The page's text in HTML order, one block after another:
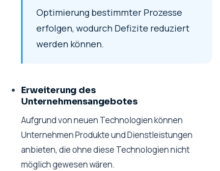
Optimierung bestimmter Prozesse
erfolgen, wodurch Defizite reduziert
werden können.
Erweiterung des
Unternehmensangebotes
Aufgrund von neuen Technologien können
Unternehmen Produkte und Dienstleistungen
anbieten, die ohne diese Technologien nicht
möglich gewesen wären.